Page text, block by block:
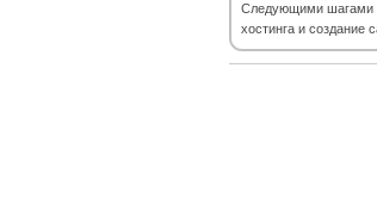
Следующими шагами
хостинга и создание